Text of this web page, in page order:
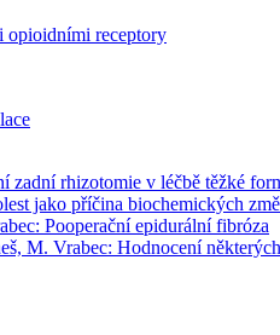
opioidními receptory
rhizotomie v léčbě těžké
jako příčina biochemických
Pooperační epidurální fibróza
M. Vrabec: Hodnocení